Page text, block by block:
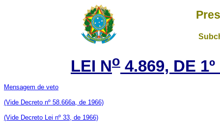
LEI No 4.869, DE
Mensagem de veto
(Vide Decreto nº 58.666a, de 1966)
(Vide Decreto Lei nº 33, de 1966)